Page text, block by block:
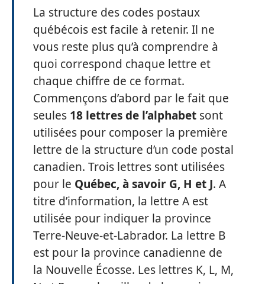
La structure des codes postaux
québécois est facile à retenir. Il ne
vous reste plus qu’à comprendre à
quoi correspond chaque lettre et
chaque chiffre de ce format.
Commençons d’abord par le fait que
seules 18 lettres de l’alphabet sont
utilisées pour composer la première
lettre de la structure d’un code postal
canadien. Trois lettres sont utilisées
pour le Québec, à savoir G, H et J. A
titre d’information, la lettre A est
utilisée pour indiquer la province
Terre-Neuve-et-Labrador. La lettre B
est pour la province canadienne de
la Nouvelle Écosse. Les lettres K, L, M,